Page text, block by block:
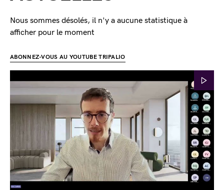
Nous sommes désolés, il n'y a aucune statistique à
afficher pour le moment
ABONNEZ-VOUS AU YOUTUBE TRIPALIO